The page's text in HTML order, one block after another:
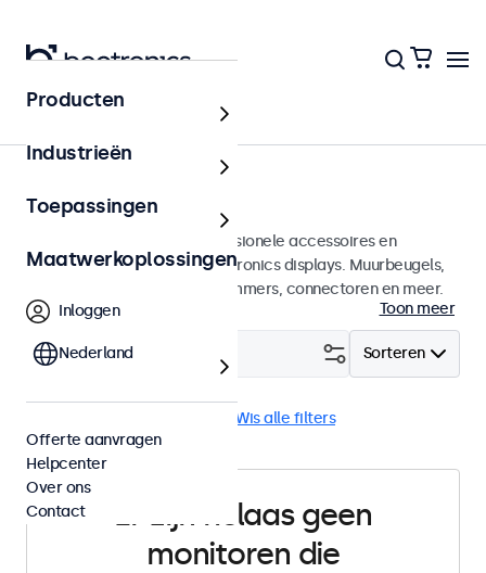
Home
Accessoires
Een groot assortiment professionele accessoires en
benodigdheden voor uw Beetronics displays. Muurbeugels,
voetsteunen, videokabels, dimmers, connectoren en meer.
Toon meer
Sorteren
Filter (0)
Wis alle filters
Er zijn helaas geen
monitoren die
Producten
Industrieën
Toepassingen
Maatwerkoplossingen
Inloggen
Nederland
Offerte aanvragen
Helpcenter
Over ons
Contact